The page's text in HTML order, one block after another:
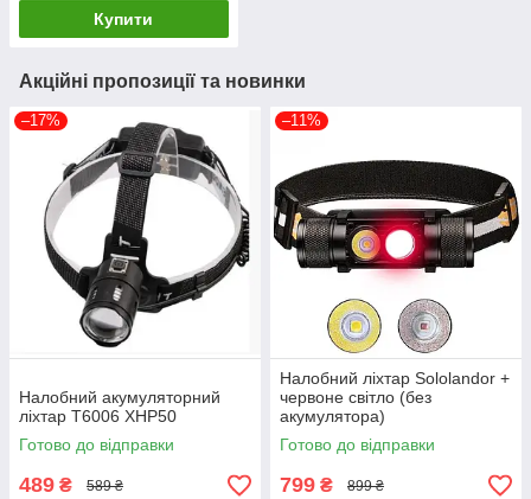
Купити
Акційні пропозиції та новинки
–17%
Налобний акумуляторний
ліхтар T6006 XHP50
Готово до відправки
489 ₴ 589 ₴
–11%
Налобний ліхтар Sololandor +
червоне світло (без
акумулятора)
Готово до відправки
799 ₴ 899 ₴